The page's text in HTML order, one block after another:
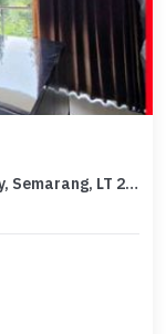
Disewakan Rumah Terjangkau di BSB City, Semarang, LT 230m²